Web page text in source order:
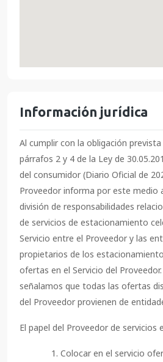
Información jurídica
Al cumplir con la obligación
párrafos 2 y 4 de la Ley de
del consumidor (Diario Oficial de
Proveedor informa por este medio
división de responsabilidades
de servicios de estacionamiento
Servicio entre el Proveedor y las
propietarios de los
ofertas en el Servicio del
señalamos que todas las ofertas
del Proveedor provienen de
El papel del Proveedor de servicios
Colocar en el servicio